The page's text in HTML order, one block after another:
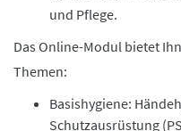
und Pflege.
Das Online-Modul bietet
Themen:
Basishygiene:
Schutzausrüstung